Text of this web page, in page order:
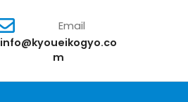
Email
info@kyoueikogyo.co
m